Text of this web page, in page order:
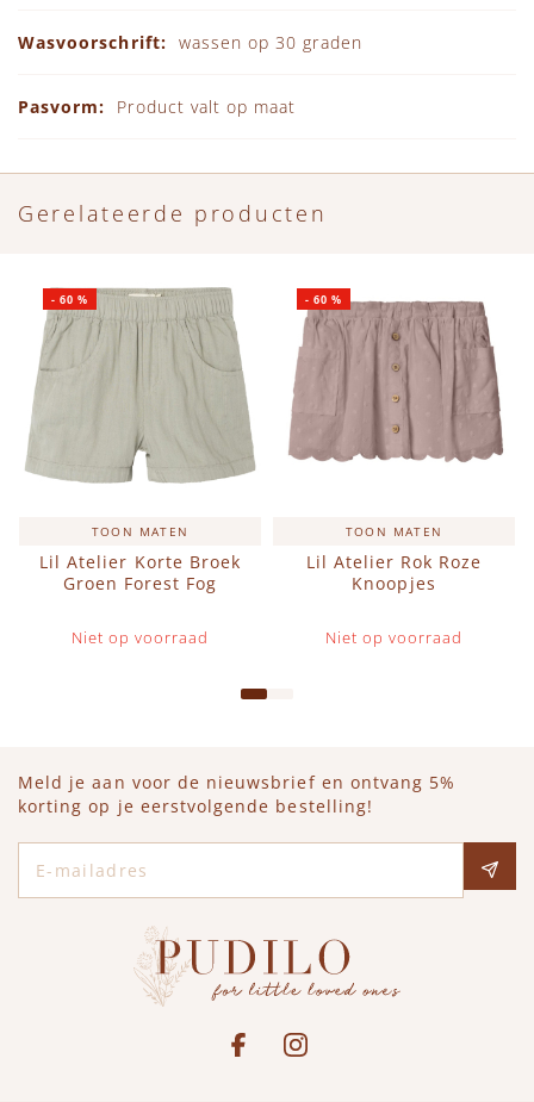
wassen op 30 graden
Product valt op maat
Gerelateerde producten
TOON MATEN
Lil Atelier Korte Broek
Groen Forest Fog
Niet op voorraad
-60 %
TOON MATEN
Lil Atelier Rok Roze
Knoopjes
Niet op voorraad
-60 %
Meld je aan voor de nieuwsbrief en ontvang 5%
korting op je eerstvolgende bestelling!
See our FacebookBekijk onze Instagram pagina